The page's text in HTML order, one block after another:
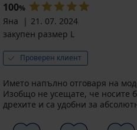
100%
Яна
21. 07. 2024
закупен размер L
Проверен клиент
Името напълно отговаря на
Изобщо не усещате, че носите
дрехите и са удобни за